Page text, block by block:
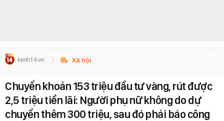
Xã hội
Chuyển khoản 153 triệu đầu tư vàng, rút được
2,5 triệu tiền lãi: Người phụ nữ không do dự
chuyển thêm 300 triệu, sau đó phải báo công